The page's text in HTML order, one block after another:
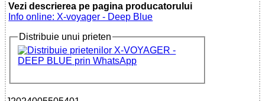
Vezi descrierea pe pagina producatorului
Info online: X-voyager - Deep Blue
Distribuie unui prieten